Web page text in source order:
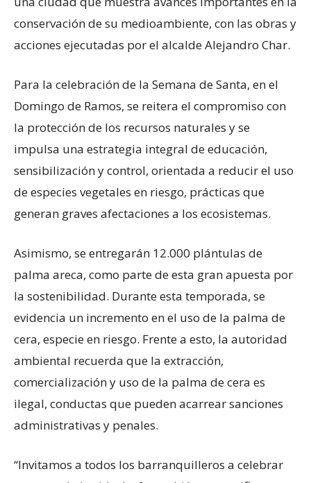
conservación de su medioambiente, con las obras y
acciones ejecutadas por el alcalde Alejandro Char.
Para la celebración de la Semana de Santa, en el
Domingo de Ramos, se reitera el compromiso con
la protección de los recursos naturales y se
impulsa una estrategia integral de educación,
sensibilización y control, orientada a reducir el uso
de especies vegetales en riesgo, prácticas que
generan graves afectaciones a los ecosistemas.
Asimismo, se entregarán 12.000 plántulas de
palma areca, como parte de esta gran apuesta por
la sostenibilidad. Durante esta temporada, se
evidencia un incremento en el uso de la palma de
cera, especie en riesgo. Frente a esto, la autoridad
ambiental recuerda que la extracción,
comercialización y uso de la palma de cera es
ilegal, conductas que pueden acarrear sanciones
administrativas y penales.
“Invitamos a todos los barranquilleros a celebrar